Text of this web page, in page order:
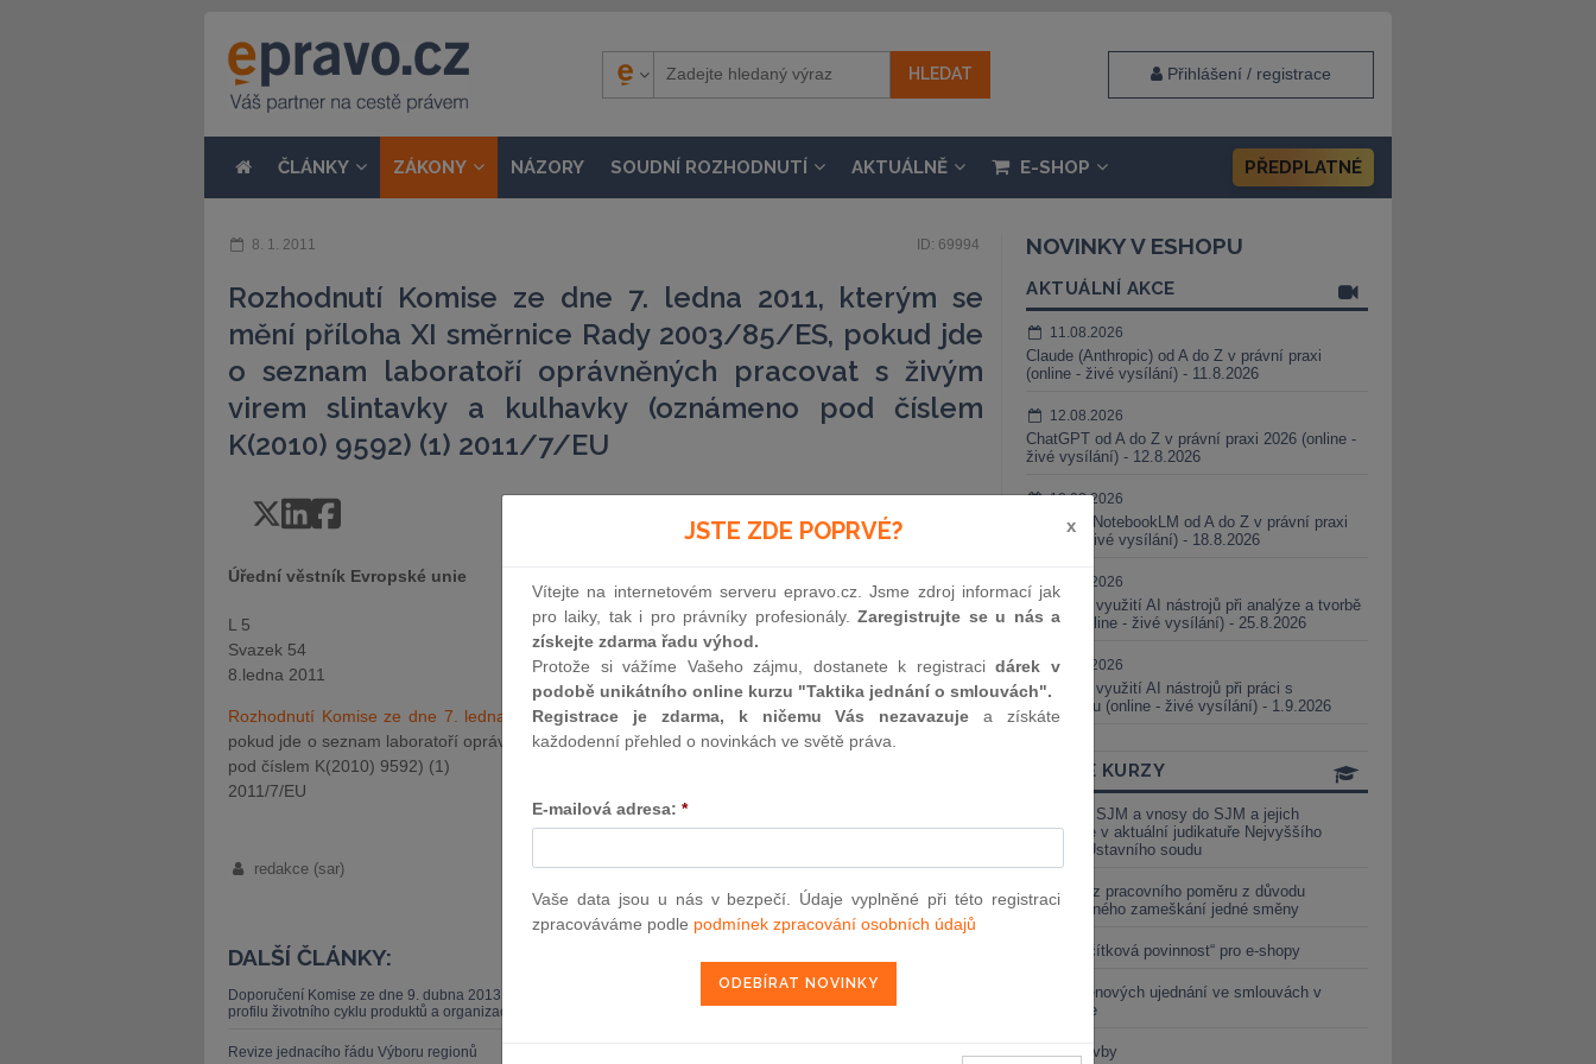
Přihlášení / registrace
ČLÁNKY ZÁKONY NÁZORY SOUDNÍ ROZHODNUTÍ AKTUÁLNĚ E-SHOP PŘEDPLATNÉ
8. 1. 2011 ID: 69994
Rozhodnutí Komise ze dne 7. ledna 2011, kterým se
mění příloha XI směrnice Rady 2003/85/ES, pokud jde
o seznam laboratoří oprávněných pracovat s živým
virem slintavky a kulhavky (oznámeno pod číslem
K(2010) 9592) (1) 2011/7/EU
Úřední věstník Evropské unie
L 5
Svazek 54
8.ledna 2011
Rozhodnutí Komise ze dne 7. ledna 2011, kterým se mění příloha XI směrnice Rady 2003/85/ES,
pokud jde o seznam laboratoří oprávněných pracovat s živým virem slintavky a kulhavky (oznámeno
pod číslem K(2010) 9592) (1)
2011/7/EU
redakce (sar) 8. 1. 2011
DALŠÍ ČLÁNKY:
Doporučení Komise ze dne 9. dubna 2013 o používání společných metod pro měření a sdělování environmentálního
profilu životního cyklu produktů a organizací (1) 2013/179/EU
Revize jednacího řádu Výboru regionů
NOVINKY V ESHOPU
AKTUÁLNÍ AKCE
11.08.2026
Claude (Anthropic) od A do Z v právní praxi
(online - živé vysílání) - 11.8.2026
12.08.2026
ChatGPT od A do Z v právní praxi 2026 (online -
živé vysílání) - 12.8.2026
18.08.2026
Gemini a NotebookLM od A do Z v právní praxi
(online - živé vysílání) - 18.8.2026
25.08.2026
Praktické využití AI nástrojů při analýze a tvorbě
smluv (online - živé vysílání) - 25.8.2026
01.09.2026
Praktické využití AI nástrojů při práci s
judikaturou (online - živé vysílání) - 1.9.2026
ONLINE KURZY
Vnosy ze SJM a vnosy do SJM a jejich
valorizace v aktuální judikatuře Nejvyššího
soudu a Ústavního soudu
Výpověď z pracovního poměru z důvodu
neomluveného zameškání jedné směny
Nová „tlačítková povinnost“ pro e-shopy
Změna cenových ujednání ve smlouvách v
energetice
Černé stavby
JSTE ZDE POPRVÉ? x
Vítejte na internetovém serveru epravo.cz. Jsme zdroj informací jak
pro laiky, tak i pro právníky profesionály.Zaregistrujte se u nás a
získejte zdarma řadu výhod.
Protože si vážíme Vašeho zájmu, dostanete k registracidárek v
podobě unikátního online kurzu "Taktika jednání o smlouvách".
Registrace je zdarma, k ničemu Vás nezavazuje a získáte
každodenní přehled o novinkách ve světě práva.
E-mailová adresa: *
Vaše data jsou u nás v bezpečí. Údaje vyplněné při této registraci
zpracováváme podle podmínek zpracování osobních údajů